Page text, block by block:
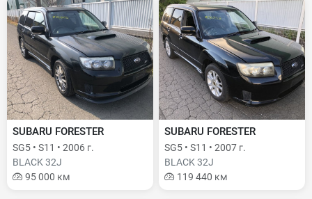
SUBARU FORESTER
SG5 • S11 • 2006 г.
BLACK 32J
95 000 км
SUBARU FORESTER
SG5 • S11 • 2007 г.
BLACK 32J
119 440 км